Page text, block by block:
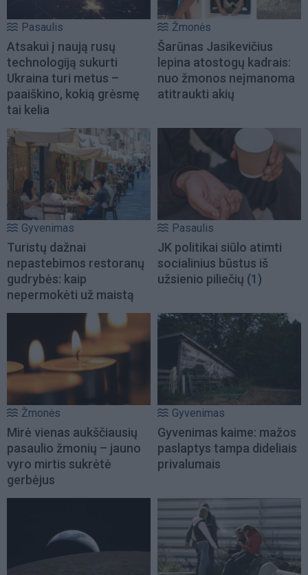
Pasaulis
Atsakui į naują rusų
technologiją sukurti
Ukraina turi metus –
paaiškino, kokią grėsmę
tai kelia
Žmonės
Šarūnas Jasikevičius
lepina atostogų kadrais:
nuo žmonos neįmanoma
atitraukti akių
Gyvenimas
Turistų dažnai
nepastebimos restoranų
gudrybės: kaip
nepermokėti už maistą
Pasaulis
JK politikai siūlo atimti
socialinius būstus iš
užsienio piliečių (1)
Žmonės
Mirė vienas aukščiausių
pasaulio žmonių – jauno
vyro mirtis sukrėtė
gerbėjus
Gyvenimas
Gyvenimas kaime: mažos
paslaptys tampa dideliais
privalumais